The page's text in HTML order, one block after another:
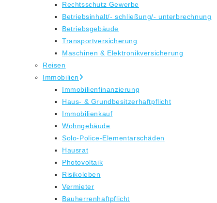
Rechtsschutz Gewerbe
Betriebsinhalt/- schließung/- unterbrechnung
Betriebsgebäude
Transportversicherung
Maschinen & Elektronikversicherung
Reisen
Immobilien
Immobilienfinanzierung
Haus- & Grundbesitzerhaftpflicht
Immobilienkauf
Wohngebäude
Solo-Police-Elementarschäden
Hausrat
Photovoltaik
Risikoleben
Vermieter
Bauherrenhaftpflicht